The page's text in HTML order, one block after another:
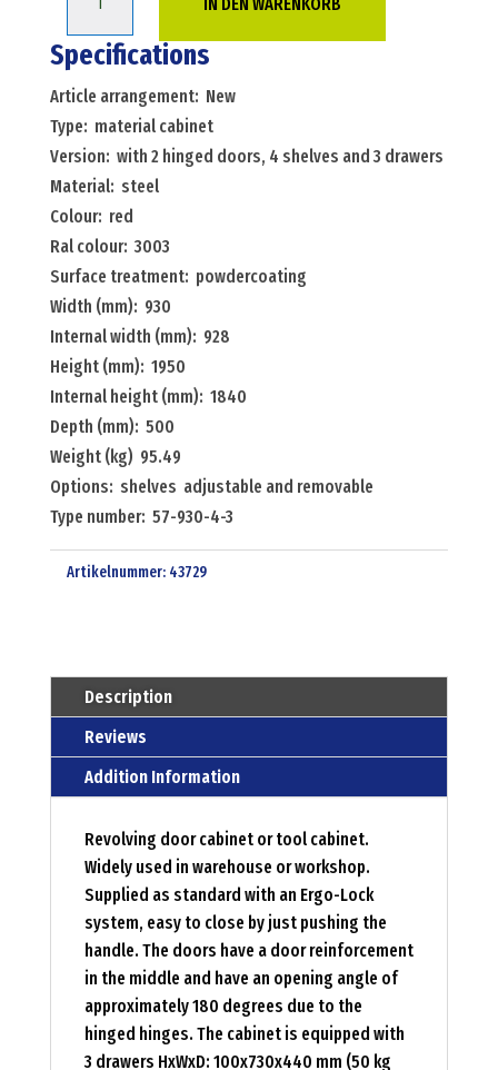
cabinet
with
2
hinged
doors,
4
shelves
and
3
drawers
Menge
Specifications
Article arrangement: New
Type: material cabinet
Version: with 2 hinged doors, 4 shelves and 3 drawers
Material: steel
Colour: red
Ral colour: 3003
Surface treatment: powdercoating
Width (mm): 930
Internal width (mm): 928
Height (mm): 1950
Internal height (mm): 1840
Depth (mm): 500
Weight (kg) 95.49
Options: shelves adjustable and removable
Type number: 57-930-4-3
Artikelnummer: 43729
Description
Reviews
Addition Information
Revolving door cabinet or tool cabinet.
Widely used in warehouse or workshop.
Supplied as standard with an Ergo-Lock
system, easy to close by just pushing the
handle. The doors have a door reinforcement
in the middle and have an opening angle of
approximately 180 degrees due to the
hinged hinges. The cabinet is equipped with
3 drawers HxWxD: 100x730x440 mm (50 kg